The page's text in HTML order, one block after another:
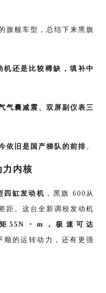
旗舰车型，总结下来黑旗
还是比较稀缺，填补中
气囊减震、双屏副仪表三
依旧是国产梯队的前排 。
力内核
四缸发动机 ，黑旗 600从
距。这台全新调校发动机
55N・m，极速可达
顺的运转动力，还有更强